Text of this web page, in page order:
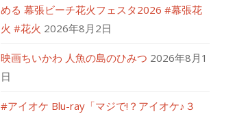
める 幕張ビーチ花火フェスタ2026 #幕張花
火 #花火 2026年8月2日
映画ちいかわ 人魚の島のひみつ 2026年8月1
日
#アイオケ Blu-ray「マジで!？アイオケ♪３